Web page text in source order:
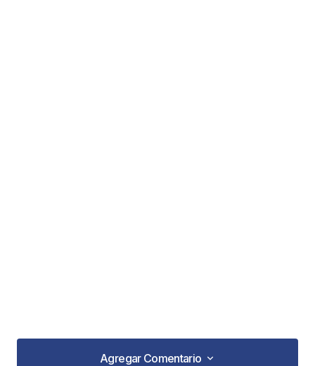
Agregar Comentario